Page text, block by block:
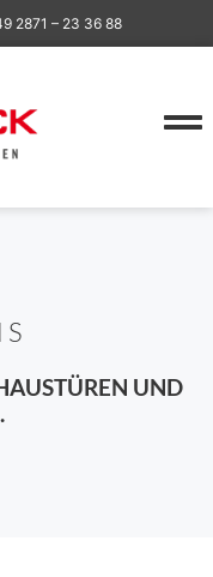
2871 – 23 36 88
UND